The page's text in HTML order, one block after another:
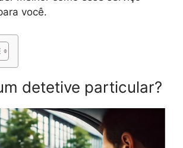
você.
detetive particular?